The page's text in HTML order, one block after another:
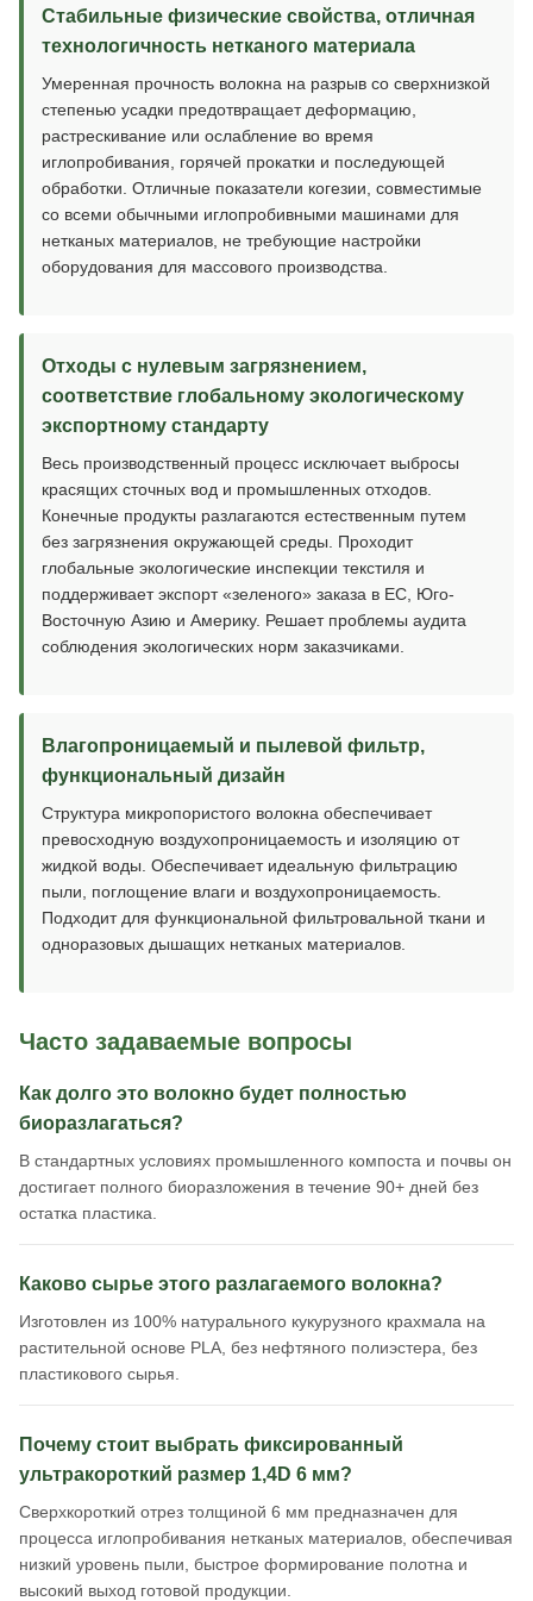
Стабильные физические свойства, отличная
технологичность нетканого материала
Умеренная прочность волокна на разрыв со сверхнизкой
степенью усадки предотвращает деформацию,
растрескивание или ослабление во время
иглопробивания, горячей прокатки и последующей
обработки. Отличные показатели когезии, совместимые
со всеми обычными иглопробивными машинами для
нетканых материалов, не требующие настройки
оборудования для массового производства.
Отходы с нулевым загрязнением,
соответствие глобальному экологическому
экспортному стандарту
Весь производственный процесс исключает выбросы
красящих сточных вод и промышленных отходов.
Конечные продукты разлагаются естественным путем
без загрязнения окружающей среды. Проходит
глобальные экологические инспекции текстиля и
поддерживает экспорт «зеленого» заказа в ЕС, Юго-
Восточную Азию и Америку. Решает проблемы аудита
соблюдения экологических норм заказчиками.
Влагопроницаемый и пылевой фильтр,
функциональный дизайн
Структура микропористого волокна обеспечивает
превосходную воздухопроницаемость и изоляцию от
жидкой воды. Обеспечивает идеальную фильтрацию
пыли, поглощение влаги и воздухопроницаемость.
Подходит для функциональной фильтровальной ткани и
одноразовых дышащих нетканых материалов.
Часто задаваемые вопросы
Как долго это волокно будет полностью
биоразлагаться?
В стандартных условиях промышленного компоста и почвы он
достигает полного биоразложения в течение 90+ дней без
остатка пластика.
Каково сырье этого разлагаемого волокна?
Изготовлен из 100% натурального кукурузного крахмала на
растительной основе PLA, без нефтяного полиэстера, без
пластикового сырья.
Почему стоит выбрать фиксированный
ультракороткий размер 1,4D 6 мм?
Сверхкороткий отрез толщиной 6 мм предназначен для
процесса иглопробивания нетканых материалов, обеспечивая
низкий уровень пыли, быстрое формирование полотна и
высокий выход готовой продукции.